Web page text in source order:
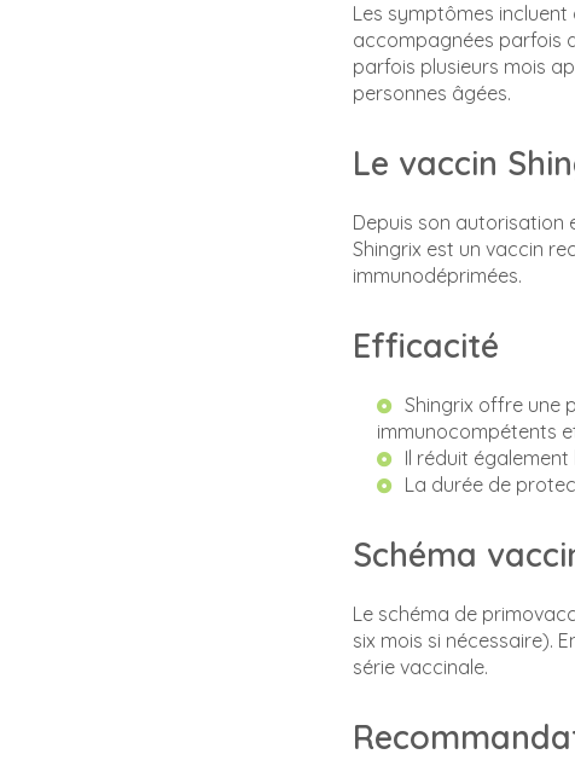
Les symptômes
accompagnées parfois
parfois plusieurs mois
personnes âgées.
Le vaccin
Depuis son autorisation
Shingrix est un vaccin
immunodéprimées.
Efficacité
Shingrix offre une
immunocompétents
Il réduit
La durée de
Schéma
Le schéma de
six mois si nécessaire).
série vaccinale.